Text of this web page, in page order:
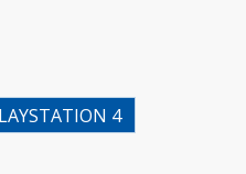
4
verfügbar.)